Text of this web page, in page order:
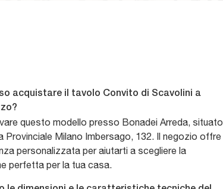
acquistare il tavolo Convito di Scavolini a
questo modello presso Bonadei Arreda, situato
Provinciale Milano Imbersago, 132. Il negozio offre
personalizzata per aiutarti a scegliere la
perfetta per la tua casa.